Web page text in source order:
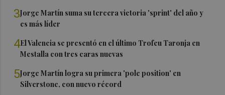
3Jorge Martín suma su tercera victoria 'sprint' del año y
es más líder
4El Valencia se presentó en el último Trofeu Taronja en
Mestalla con tres caras nuevas
5Jorge Martín logra su primera 'pole position' en
Silverstone, con nuevo récord